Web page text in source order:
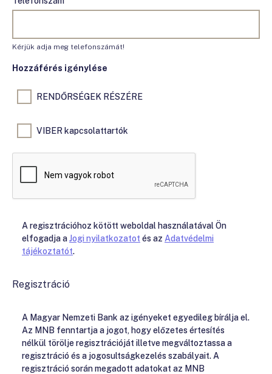
Kérjük adja meg telefonszámát!
Hozzáférés igénylése
RENDŐRSÉGEK RÉSZÉRE
VIBER kapcsolattartók
A regisztrációhoz kötött weboldal használatával Ön
elfogadja aJogi nyilatkozatot és az Adatvédelmi
tájékoztatót.
Regisztráció
A Magyar Nemzeti Bank az igényeket egyedileg bírálja el.
Az MNB fenntartja a jogot, hogy előzetes értesítés
nélkül törölje regisztrációját illetve megváltoztassa a
regisztráció és a jogosultságkezelés szabályait. A
regisztráció során megadott adatokat az MNB